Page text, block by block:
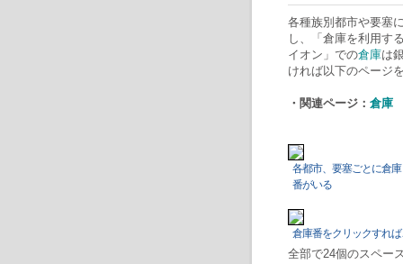
各種族別都市や要塞
し、「倉庫を利用す
イオン」での倉庫は
ければ以下のページ
・関連ページ： 倉庫
各都市、要塞ごとに倉庫
番がいる
倉庫番をクリックすれ
全部で24個のスペー